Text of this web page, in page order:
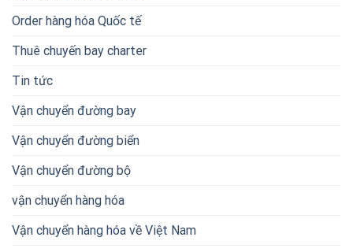
Order hàng hóa Quốc tế
Thuê chuyến bay charter
Tin tức
Vận chuyển đường bay
Vận chuyển đường biển
Vận chuyển đường bộ
vận chuyển hàng hóa
Vận chuyển hàng hóa về Việt Nam